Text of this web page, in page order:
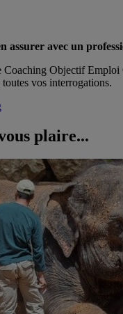
assurer avec un
Coaching Objectif Emploi
vos interrogations.
plaire...